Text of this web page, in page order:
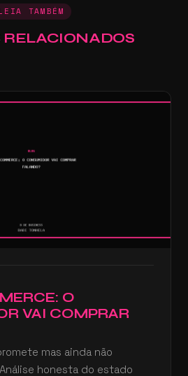
TAMBÉM
RELACIONADOS
O
VAI COMPRAR
mas ainda não
honesta do estado